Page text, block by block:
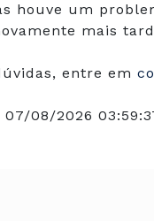
houve um
mais
entre em
07/08/2026